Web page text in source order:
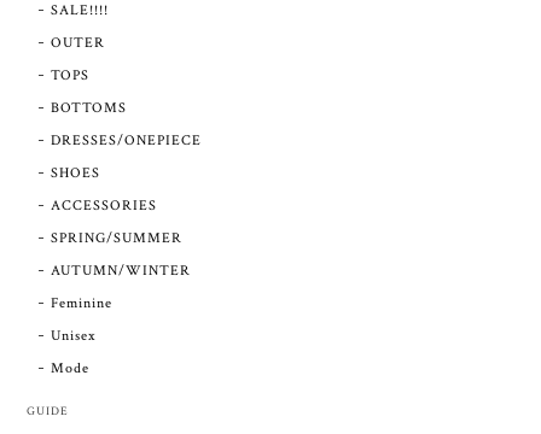
SALE!!!!
OUTER
TOPS
BOTTOMS
DRESSES/ONEPIECE
SHOES
ACCESSORIES
SPRING/SUMMER
AUTUMN/WINTER
Feminine
Unisex
Mode
GUIDE